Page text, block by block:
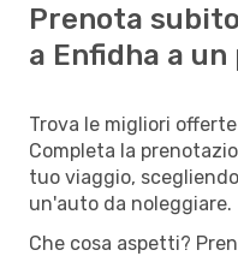
Prenota
a Enfidha a
Trova le migliori
Completa la
tuo viaggio,
un'auto da noleggiare.
Che cosa aspetti?